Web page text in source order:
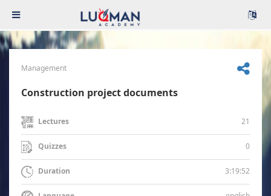
Management
Construction project documents
Lectures 21
Quizzes 0
Duration 3:19:52